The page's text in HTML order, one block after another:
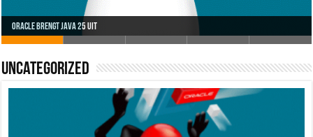
Oracle brengt Java 25 uit
Java 17
Java Magazine 2024 #4
Nieuwe community manager Simon!
J-Fall 2024
Uncategorized